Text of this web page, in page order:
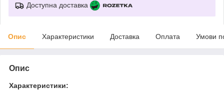
Доступна доставка
Опис Характеристики Доставка Оплата Умови
Опис
Характеристики: